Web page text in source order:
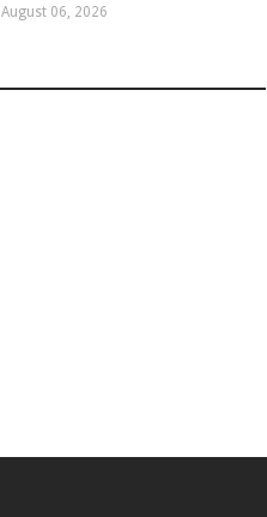
August 06, 2026